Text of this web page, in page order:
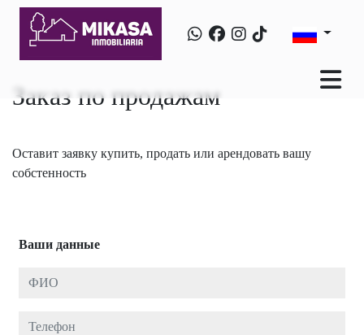
Заказ по продажам
Оставит заявку купить, продать или арендовать вашу
собстенность
Ваши данные
ФИО
Телефон